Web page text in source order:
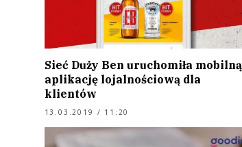
Sieć Duży Ben uruchomiła mobilną
aplikację lojalnościową dla
klientów
13.03.2019 / 11:20